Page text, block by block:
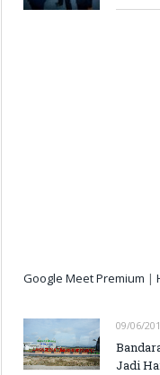
Google Meet Premium |
09/06/
Jadi